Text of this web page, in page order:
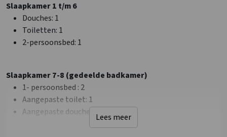
Faciliteiten (Binnen)
Wifi
TV
Ook geschikt als vergaderlocatie
Aantal personen: 24
Energielabel: A
Huisdieren toegestaan
Slaapkamer met eigen sanitair
Slaapkamer 1 t/m 6
Douches: 1
Toiletten: 1
2-persoonsbed: 1
Slaapkamer 7-8 (gedeelde badkamer)
1- persoonsbed : 2
Aangepaste toilet: 1
Aangepaste douche : 1Lees meer